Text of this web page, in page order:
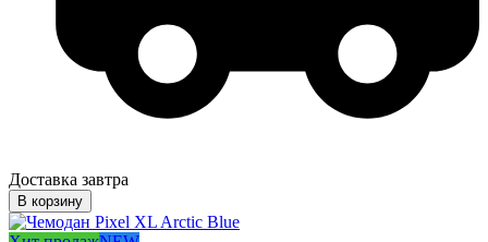
Доставка завтра
В корзину